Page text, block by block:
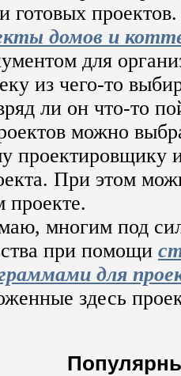
готовых проектов.
домов и
для
из чего-то
ли он что-то
можно
проектировщику
При этом
проекте.
многим под
при помощи
для
здесь